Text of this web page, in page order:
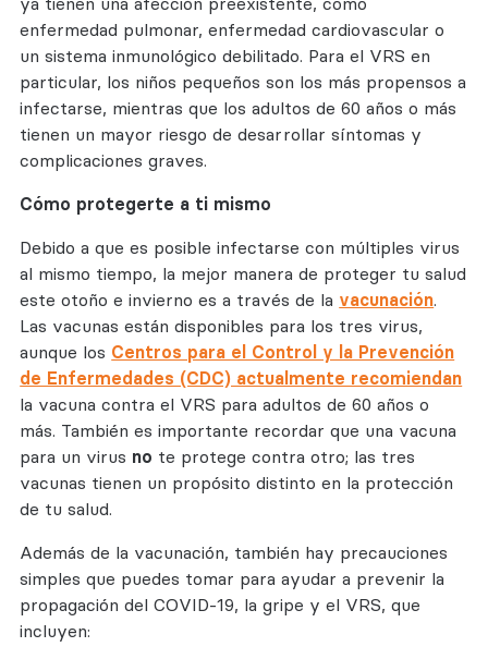
enfermedad pulmonar, enfermedad cardiovascular o
un sistema inmunológico debilitado. Para el VRS en
particular, los niños pequeños son los más propensos a
infectarse, mientras que los adultos de 60 años o más
tienen un mayor riesgo de desarrollar síntomas y
complicaciones graves.
Cómo protegerte a ti mismo
Debido a que es posible infectarse con múltiples virus
al mismo tiempo, la mejor manera de proteger tu salud
este otoño e invierno es a través de la vacunación.
Las vacunas están disponibles para los tres virus,
aunque los Centros para el Control y la Prevención
de Enfermedades (CDC) actualmente recomiendan
la vacuna contra el VRS para adultos de 60 años o
más. También es importante recordar que una vacuna
para un virus no te protege contra otro; las tres
vacunas tienen un propósito distinto en la protección
de tu salud.
Además de la vacunación, también hay precauciones
simples que puedes tomar para ayudar a prevenir la
propagación del COVID-19, la gripe y el VRS, que
incluyen: